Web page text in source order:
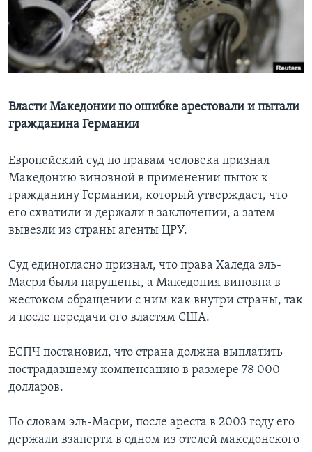
Learning English
СОЦИАЛЬНЫЕ СЕТИ
Языки
Власти Македонии по ошибке арестовали и пытали
гражданина Германии
Европейский суд по правам человека признал
Македонию виновной в применении пыток к
гражданину Германии, который утверждает, что
его схватили и держали в заключении, а затем
вывезли из страны агенты ЦРУ.
Суд единогласно признал, что права Халеда эль-
Масри были нарушены, а Македония виновна в
жестоком обращении с ним как внутри страны, так
и после передачи его властям США.
ЕСПЧ постановил, что страна должна выплатить
пострадавшему компенсацию в размере 78 000
долларов.
По словам эль-Масри, после ареста в 2003 году его
держали взаперти в одном из отелей македонского